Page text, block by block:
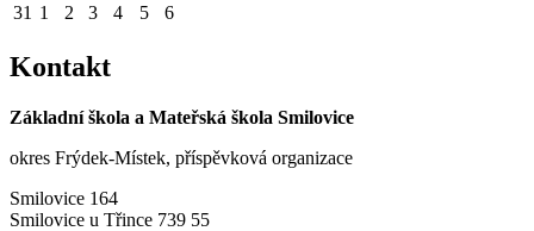
31 1 2 3 4 5 6
Kontakt
Základní škola a Mateřská škola Smilovice
okres Frýdek-Místek, příspěvková organizace
Smilovice 164
Smilovice u Třince 739 55